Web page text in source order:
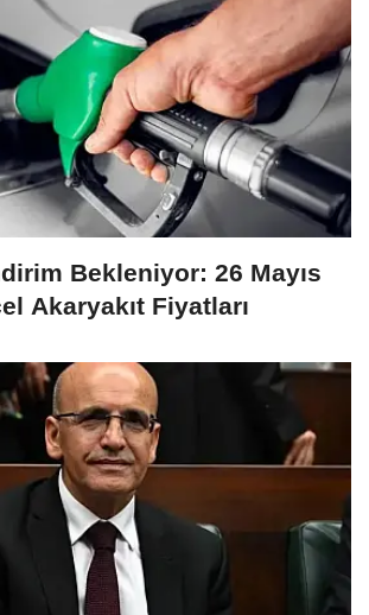
Bekleniyor: 26 Mayıs
Akaryakıt Fiyatları